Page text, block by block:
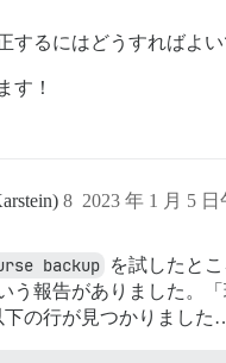
するにはどうすればよい
す！
2023 年 1 月 5 日
8
backup を試したと
う報告がありました。
下の行が見つかりました